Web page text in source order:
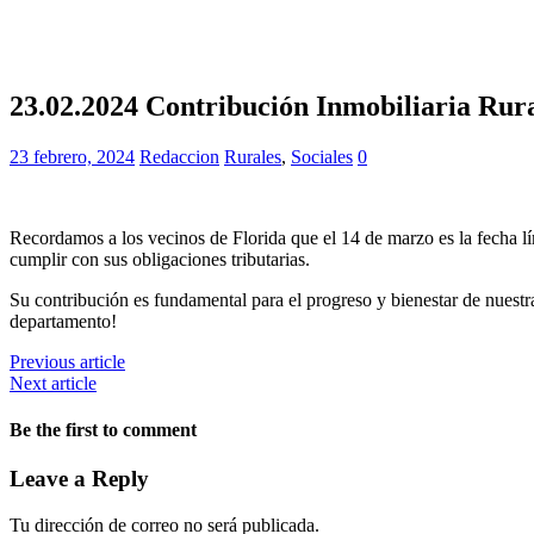
23.02.2024 Contribución Inmobiliaria
23 febrero, 2024 Redaccion Rurales, Sociales 0
Recordamos a los vecinos de Florida que el 14 de marzo es la
cumplir con sus obligaciones tributarias.
Su contribución es fundamental para el progreso y bienestar de
departamento!
Previous article
Next article
Be the first to comment
Leave a Reply
Tu dirección de correo no será publicada.